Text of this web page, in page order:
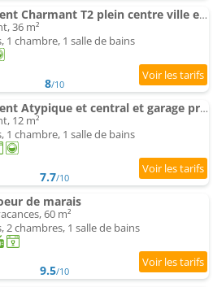
Appartement Charmant T2 plein centre ville et proche gare
36 m²
1 chambre, 1 salle de bains
8/10
Appartement Atypique et central et garage privé
12 m²
1 chambre, 1 salle de bains
7.7/10
de marais
60 m²
2 chambres, 1 salle de bains
9.5/10